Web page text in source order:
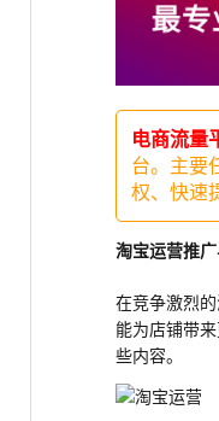
电商流量
台。主要
权、快速
淘宝运营推
在竞争激烈
能为店铺带
些内容。